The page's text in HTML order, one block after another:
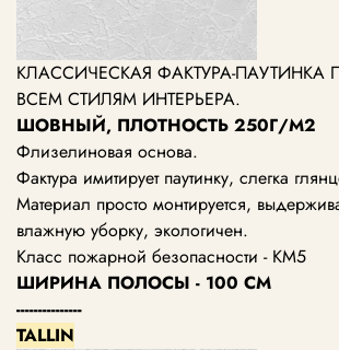
КЛАССИЧЕСКАЯ ФАКТУРА-
ВСЕМ СТИЛЯМ ИНТЕРЬЕРА.
ШОВНЫЙ, ПЛОТНОСТЬ 250Г/М2
Флизелиновая основа.
Фактура имитирует паутинку, слегка
Материал просто монтируется,
влажную уборку, экологичен.
Класс пожарной безопасности - КМ5
ШИРИНА ПОЛОСЫ - 100 СМ
---------------
TALLIN